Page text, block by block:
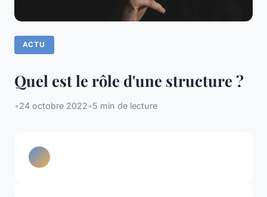
ACTU
Quel est le rôle d'une structure ?
•24 octobre 2022•5 min de lecture